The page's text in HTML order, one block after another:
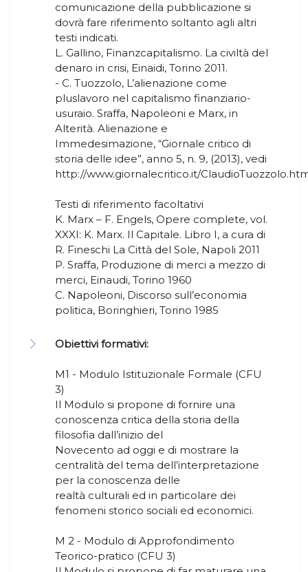
comunicazione della pubblicazione si
dovrà fare riferimento soltanto agli altri
testi indicati.
L. Gallino, Finanzcapitalismo. La civiltà del
denaro in crisi, Einaidi, Torino 2011.
- C. Tuozzolo, L’alienazione come
pluslavoro nel capitalismo finanziario-
usuraio. Sraffa, Napoleoni e Marx, in
Alterità. Alienazione e
Immedesimazione, “Giornale critico di
storia delle idee”, anno 5, n. 9, (2013), vedi
http://www.giornalecritico.it/
Testi di riferimento facoltativi
K. Marx – F. Engels, Opere complete, vol.
XXXI: K. Marx. Il Capitale. Libro I, a cura di
R. Fineschi La Città del Sole, Napoli 2011
P. Sraffa, Produzione di merci a mezzo di
merci, Einaudi, Torino 1960
C. Napoleoni, Discorso sull’economia
politica, Boringhieri, Torino 1985
Obiettivi formativi:
M1 - Modulo Istituzionale Formale (CFU
3)
Il Modulo si propone di fornire una
conoscenza critica della storia della
filosofia dall’inizio del
Novecento ad oggi e di mostrare la
centralità del tema dell’interpretazione
per la conoscenza delle
realtà culturali ed in particolare dei
fenomeni storico sociali ed economici.
M 2 - Modulo di Approfondimento
Teorico-pratico (CFU 3)